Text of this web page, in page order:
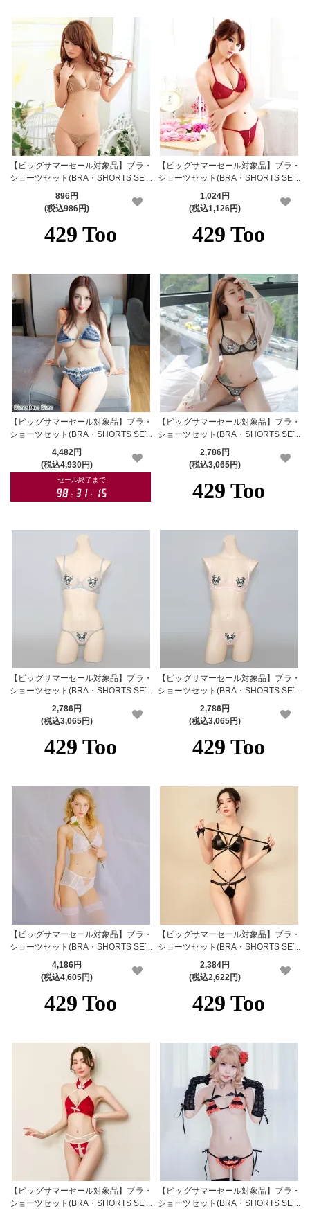
【ビッグサマーセール対象品】ブラ・
ショーツセット(BRA・SHORTS SET)
896円
(税込986円)
【ビッグサマーセール対象品】ブラ・
ショーツセット(BRA・SHORTS SET)
1,024円
(税込1,126円)
【ビッグサマーセール対象品】ブラ・
ショーツセット(BRA・SHORTS SET)
4,482円
(税込4,930円)
【ビッグサマーセール対象品】ブラ・
ショーツセット(BRA・SHORTS SET)
2,786円
(税込3,065円)
【ビッグサマーセール対象品】ブラ・
ショーツセット(BRA・SHORTS SET)
2,786円
(税込3,065円)
【ビッグサマーセール対象品】ブラ・
ショーツセット(BRA・SHORTS SET)
2,786円
(税込3,065円)
【ビッグサマーセール対象品】ブラ・
ショーツセット(BRA・SHORTS SET)
4,186円
(税込4,605円)
【ビッグサマーセール対象品】ブラ・
ショーツセット(BRA・SHORTS SET)
2,384円
(税込2,622円)
【ビッグサマーセール対象品】ブラ・
ショーツセット(BRA・SHORTS SET)
【ビッグサマーセール対象品】ブラ・
ショーツセット(BRA・SHORTS SET)